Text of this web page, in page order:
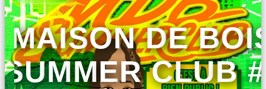
MAISON DE
SUMMER CLUB